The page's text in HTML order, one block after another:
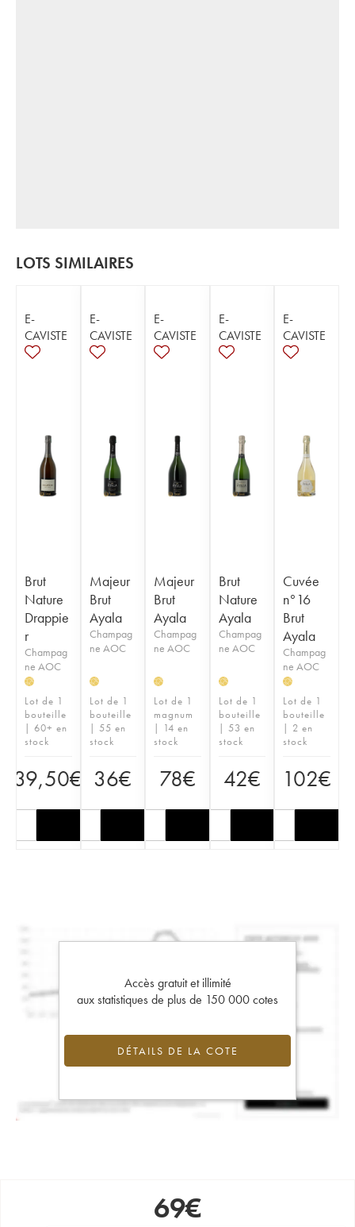
LOTS SIMILAIRES
E-
CAVISTE
Brut
Nature
Drappie
r
Champag
ne AOC
H
Lot de 1
bouteille
| 60+ en
stock
39,50€
E-
CAVISTE
Majeur
Brut
Ayala
Champag
ne AOC
H
Lot de 1
bouteille
| 55 en
stock
36€
E-
CAVISTE
Majeur
Brut
Ayala
Champag
ne AOC
H
Lot de 1
magnum
| 14 en
stock
78€
E-
CAVISTE
Brut
Nature
Ayala
Champag
ne AOC
H
Lot de 1
bouteille
| 53 en
stock
42€
E-
CAVISTE
Cuvée
n°16
Brut
Ayala
Champag
ne AOC
H
Lot de 1
bouteille
| 2 en
stock
102€
Accès gratuit et illimité
aux statistiques de plus de 150 000 cotes
DÉTAILS DE LA COTE
69€